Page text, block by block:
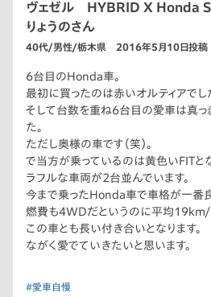
ヴェゼル HYBRID X Honda
りょうのさん
40代/男性/栃木県 2016年5月10日投稿
6台目のHonda車。
最初に買ったのは赤いオルティアでし
そして台数を重ね6台目の愛車は真っ
た。
ただし奥様の車です（笑）。
で当方が乗っているのは黄色いFITと
ラフルな車両が2台並んでいます。
今まで乗ったHonda車で車格が一番
燃費も4WDだというのに平均19km/L
この車とも長い付き合いとなります。
ながく愛でていきたいと思います。
#愛車自慢